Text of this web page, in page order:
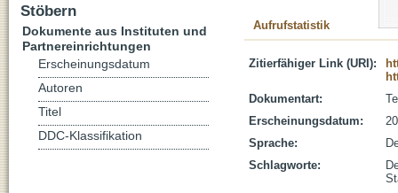
Aufrufstatistik
Zitierfähiger Link (URI):
Dokumentart:
Erscheinungsdatum:
Sprache:
Schlagworte:
Stöbern
Dokumente aus Instituten und
Partnereinrichtungen
Erscheinungsdatum
Autoren
Titel
DDC-Klassifikation